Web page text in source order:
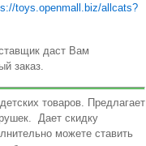
toys.openmall.biz/allcats?
даст Вам
заказ.
товаров. Предлагает
Дает скидку
можете ставить